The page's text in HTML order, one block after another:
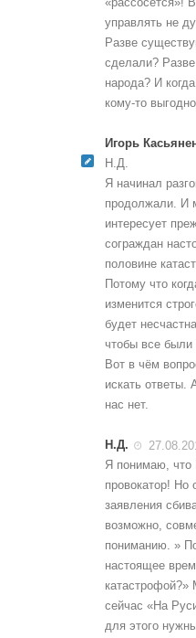
управлять не
Разве
сделали? Разве
народа? И
кому-то
Игорь
Н.Д.
Я начинал
продолжали. И
интересует
сограждан
половине
Потому что
изменится
будет
чтобы все были
Вот в чём
искать ответы.
нас нет.
Н.Д.
Я понимаю, что
провокатор! Но
заявления
возможно,
пониманию. »
настоящее
сейчас «На
для этого